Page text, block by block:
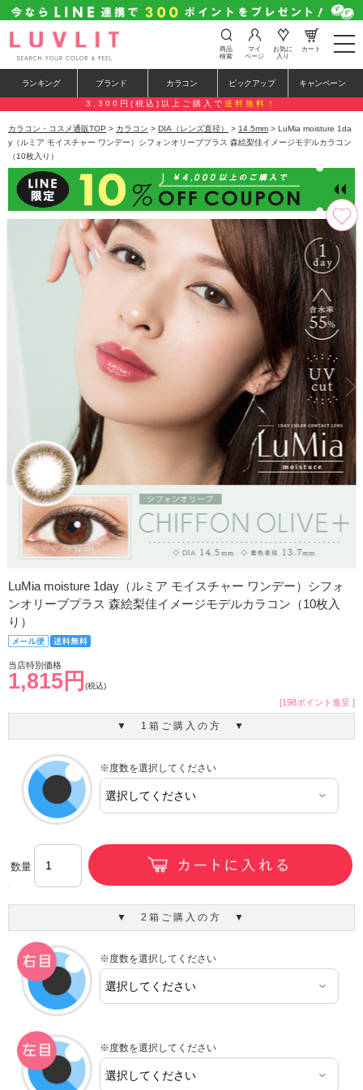
t
o
e
n
a
v
i
t
i
o
n
商品
検索
マイ
ページ
お気に
入り
カート
ランキング ブランド カラコン ピックアップ キャンペーン
3,300円(税込)以上ご購入で 送料無料！
カラコン・コスメ通販TOP > カラコン > DIA（レンズ直径） > 14.5mm > LuMia moisture 1da
y（ルミア モイスチャー ワンデー）シフォンオリーブプラス 森絵梨佳イメージモデルカラコン
（10枚入り）
LuMia moisture 1day（ルミア モイスチャー ワンデー）シフォ
ンオリーブプラス 森絵梨佳イメージモデルカラコン（10枚入
り）
当店特別価格
1,815円 (税込)
[198ポイント進呈 ]
▼ 1箱ご購入の方 ▼
※度数を選択してください
数量
▼ 2箱ご購入の方 ▼
※度数を選択してください
※度数を選択してください